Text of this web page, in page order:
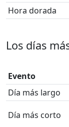
Hora dorada
Los días
Evento
Día más largo
Día más corto